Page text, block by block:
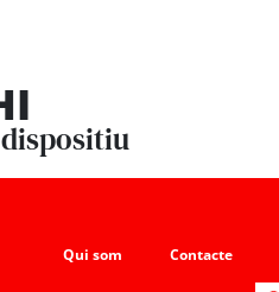
Qui som Contacte